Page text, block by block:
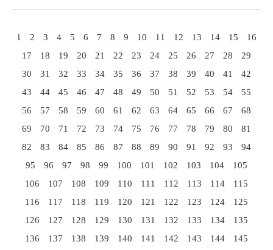
1 2 3 4 5 6 7 8 9 10 11 12 13 14 15
16
17
18 19 20 21 22 23 24 25 26 27 28
29
30
31 32 33 34 35 36 37 38 39 40 41
42
43
44 45 46 47 48 49 50 51 52 53 54
55
56
57 58 59 60 61 62 63 64 65 66 67
68
69
70 71 72 73 74 75 76 77 78 79 80
81
82
83 84 85 86 87 88 89 90 91 92 93
94
95
96 97 98 99 100 101 102 103 104
105
106
107 108 109 110 111 112 113 114
115
116
117 118 119 120 121 122 123 124
125
126
127 128 129 130 131 132 133 134
135
136
137 138 139 140 141 142 143 144
145